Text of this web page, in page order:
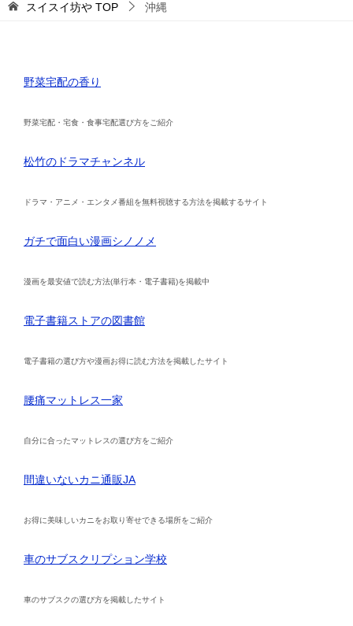
スイスイ坊や TOP 沖縄
野菜宅配の香り
野菜宅配・宅食・食事宅配選び方をご紹介
松竹のドラマチャンネル
ドラマ・アニメ・エンタメ番組を無料視聴する方法を掲載するサイト
ガチで面白い漫画シノノメ
漫画を最安値で読む方法(単行本・電子書籍)を掲載中
電子書籍ストアの図書館
電子書籍の選び方や漫画お得に読む方法を掲載したサイト
腰痛マットレス一家
自分に合ったマットレスの選び方をご紹介
間違いないカニ通販JA
お得に美味しいカニをお取り寄せできる場所をご紹介
車のサブスクリプション学校
車のサブスクの選び方を掲載したサイト